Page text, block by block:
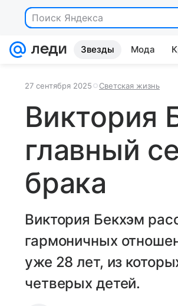
Звезды Мода
27 сентября 2025 Светская жизнь
Виктория
главный
брака
Виктория Бекхэм
гармоничных
уже 28 лет, из
четверых детей.